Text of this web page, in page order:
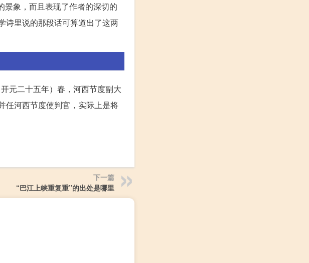
景象，而且表现了作者的深切的
诗里说的那段话可算道出了这两
元二十五年）春，河西节度副大
任河西节度使判官，实际上是将
下一篇
“巴江上峡重复重”的出处是哪里